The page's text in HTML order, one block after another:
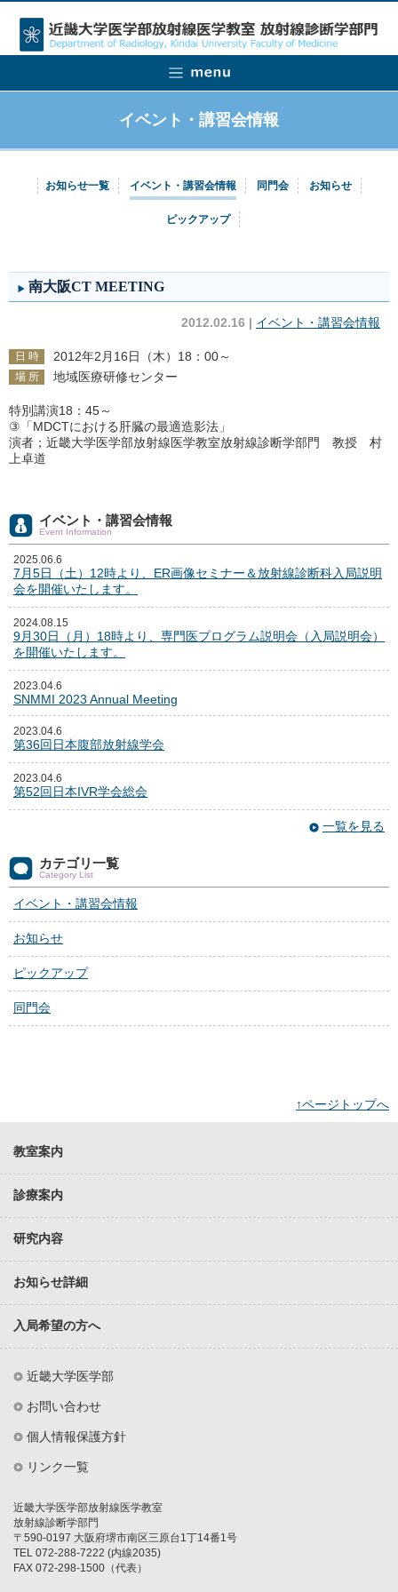
イベント・講習会情報
お知らせ一覧 イベント・講習会情報 同門会 お知らせ
ピックアップ
南大阪CT MEETING
2012.02.16 | イベント・講習会情報
日 時 2012年2月16日（木）18：00～
場 所 地域医療研修センター
特別講演18：45～
③「MDCTにおける肝臓の最適造影法」
演者；近畿大学医学部放射線医学教室放射線診断学部門 教授 村
上卓道
イベント・講習会情報
Event Information
2025.06.6
7月5日（土）12時より、ER画像セミナー＆放射線診断科入局説明
会を開催いたします。
2024.08.15
9月30日（月）18時より、専門医プログラム説明会（入局説明会）
を開催いたします。
2023.04.6
SNMMI 2023 Annual Meeting
2023.04.6
第36回日本腹部放射線学会
2023.04.6
第52回日本IVR学会総会
一覧を見る
カテゴリ一覧
Category List
イベント・講習会情報
お知らせ
ピックアップ
同門会
↑ページトップへ
教室案内
診療案内
研究内容
お知らせ詳細
入局希望の方へ
近畿大学医学部
お問い合わせ
個人情報保護方針
リンク一覧
近畿大学医学部放射線医学教室
放射線診断学部門
〒590-0197 大阪府堺市南区三原台1丁14番1号
TEL 072-288-7222 (内線2035)
FAX 072-298-1500（代表）